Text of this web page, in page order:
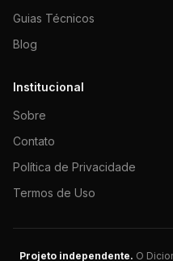
Guias Técnicos
Blog
Institucional
Sobre
Contato
Política de Privacidade
Termos de Uso
Projeto independente. O